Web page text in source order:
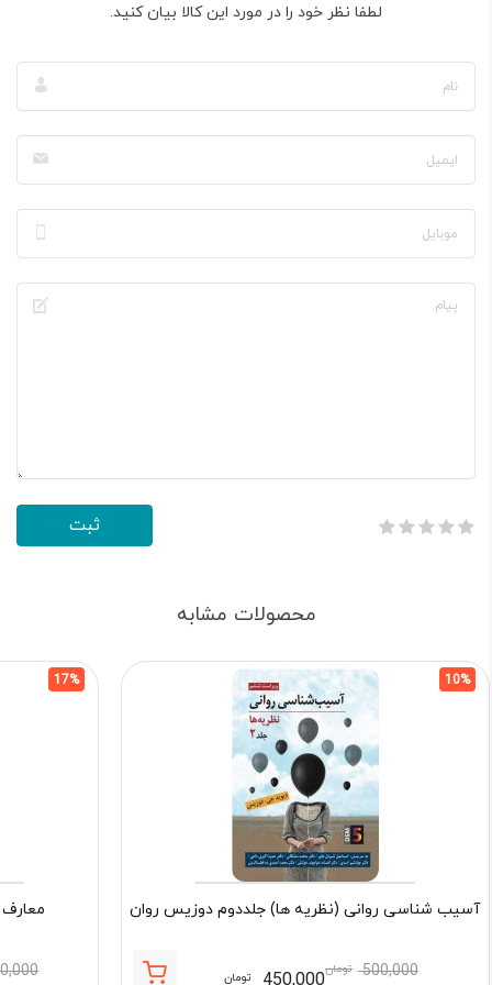
لطفا نظر خود را در مورد این کالا بیان کنید.
محصولات مشابه
10%
آسیب شناسی روانی (نظریه ها) جلددوم دوزیس روان
500,000 تومان450,000 تومان
17%